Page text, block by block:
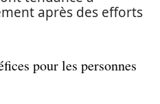
après des efforts
pour les personnes